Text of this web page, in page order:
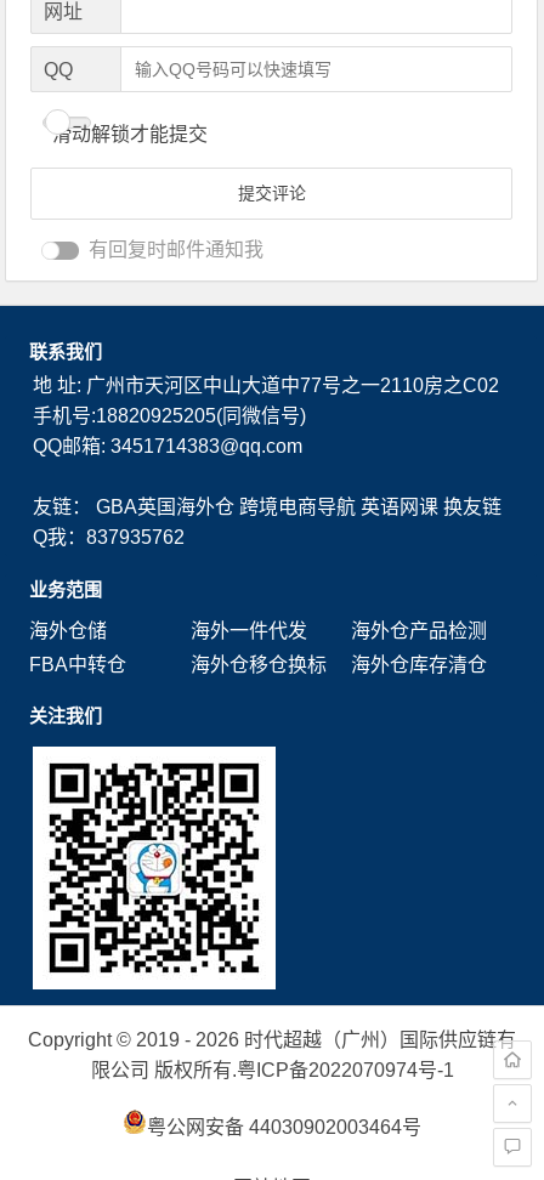
网址
QQ
滑动解锁才能提交
有回复时邮件通知我
联系我们
地 址: 广州市天河区中山大道中77号之一2110房之C02
手机号:18820925205(同微信号)
QQ邮箱: 3451714383@qq.com
友链：GBA英国海外仓 跨境电商导航 英语网课 换友链
Q我：837935762
业务范围
海外仓储
海外一件代发
海外仓产品检测
FBA中转仓
海外仓移仓换标 海外仓库存清仓
关注我们
Copyright © 2019 - 2026 时代超越（广州）国际供应链有
限公司 版权所有.粤ICP备2022070974号-1
粤公网安备 44030902003464号